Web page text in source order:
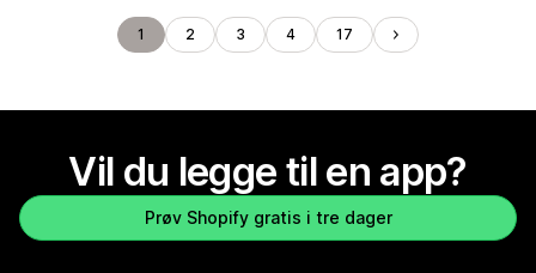
1 2 3 4 17
Vil du legge til en app?
Prøv Shopify gratis i tre dager